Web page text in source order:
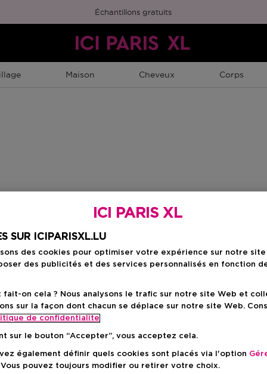
Échantillons gratuits
Maison Cheveux Corps
ICI PARIS XL
SUR ICIPARISXL.LU
des cookies pour optimiser votre expérience sur notre
des publicités et des services personnalisés en fonction
fait-on cela ? Nous analysons le trafic sur notre site Web et
sur la façon dont chacun se déplace sur notre site Web.
de confidentialite
sur le bouton “Accepter”, vous acceptez cela.
également définir quels cookies sont placés via l'option
Vous pouvez toujours modifier ou retirer votre choix.